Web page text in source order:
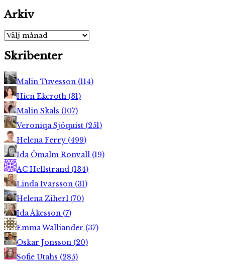
Arkiv
Arkiv
Skribenter
Malin Tuvesson (114)
Hien Ekeroth (31)
Malin Skals (107)
Veroniqa Sjöquist (251)
Helena Ferry (499)
Ida Ömalm Ronvall (19)
AC Hellstrand (134)
Linda Ivarsson (31)
Helena Ziherl (70)
Ida Åkesson (7)
Emma Walliander (37)
Oskar Jonsson (20)
Sofie Utahs (285)